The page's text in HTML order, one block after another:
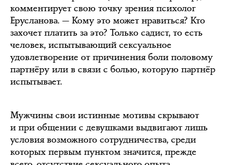
комментирует свою точку зрения психолог
Ерусланова. — Кому это может нравиться? Кто
захочет платить за это? Только садист, то есть
человек, испытывающий сексуальное
удовлетворение от причинения боли половому
партнёру или в связи с болью, которую партнёр
испытывает.
Мужчины свои истинные мотивы скрывают
и при общении с девушками выдвигают лишь
условия возможного сотрудничества, среди
которых первым пунктом значится, прежде